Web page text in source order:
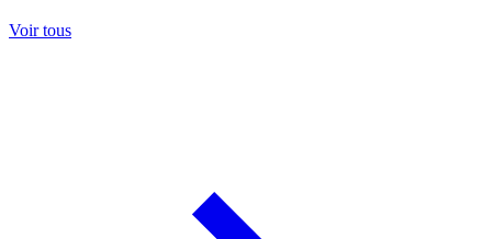
Voir tous